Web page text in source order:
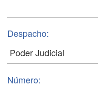
Despacho:
Número: